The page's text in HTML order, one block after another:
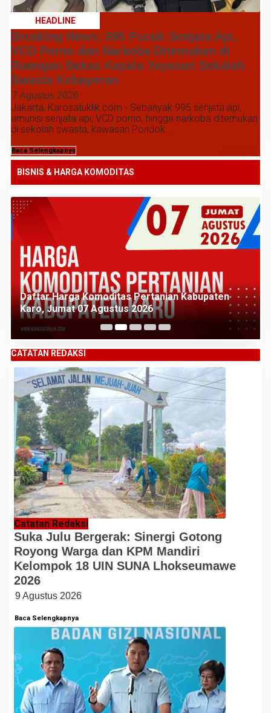
HEADLINE
Breaking News: 995 Pucuk Senjata Api,
VCD Porno dan Narkoba Ditemukan di
Ruangan Bekas Kepala Yayasan Sekolah
Swasta Kebayoran
7 Agustus 2026
Jakarta, Karosatuklik.com - Sebanyak 995 senjata api,
amunisi senjata api, VCD porno, hingga narkoba ditemukan
di sekolah swasta, kawasan Pondok...
Baca Selengkapnya
BISNIS & HARGA KOMODITAS
Daftar Harga Komoditas Pertanian Kabupaten
Karo, Jumat 07 Agustus 2026
CATATAN REDAKSI
Catatan Redaksi
Suka Julu Bergerak: Sinergi Gotong
Royong Warga dan KPM Mandiri
Kelompok 18 UIN SUNA Lhokseumawe
2026
9 Agustus 2026
Baca Selengkapnya